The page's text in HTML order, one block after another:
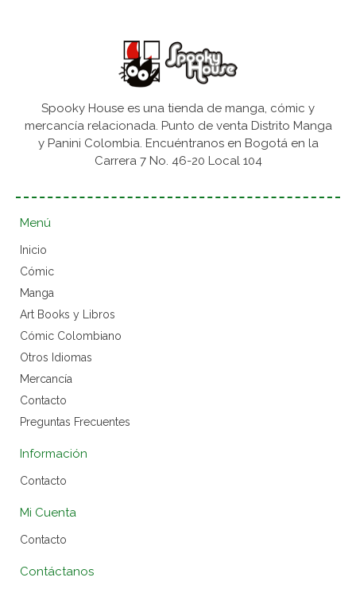
Spooky House es una tienda de manga, cómic y
mercancía relacionada. Punto de venta Distrito Manga
y Panini Colombia. Encuéntranos en Bogotá en la
Carrera 7 No. 46-20 Local 104
Menú
Inicio
Cómic
Manga
Art Books y Libros
Cómic Colombiano
Otros Idiomas
Mercancía
Contacto
Preguntas Frecuentes
Información
Contacto
Mi Cuenta
Contacto
Contáctanos